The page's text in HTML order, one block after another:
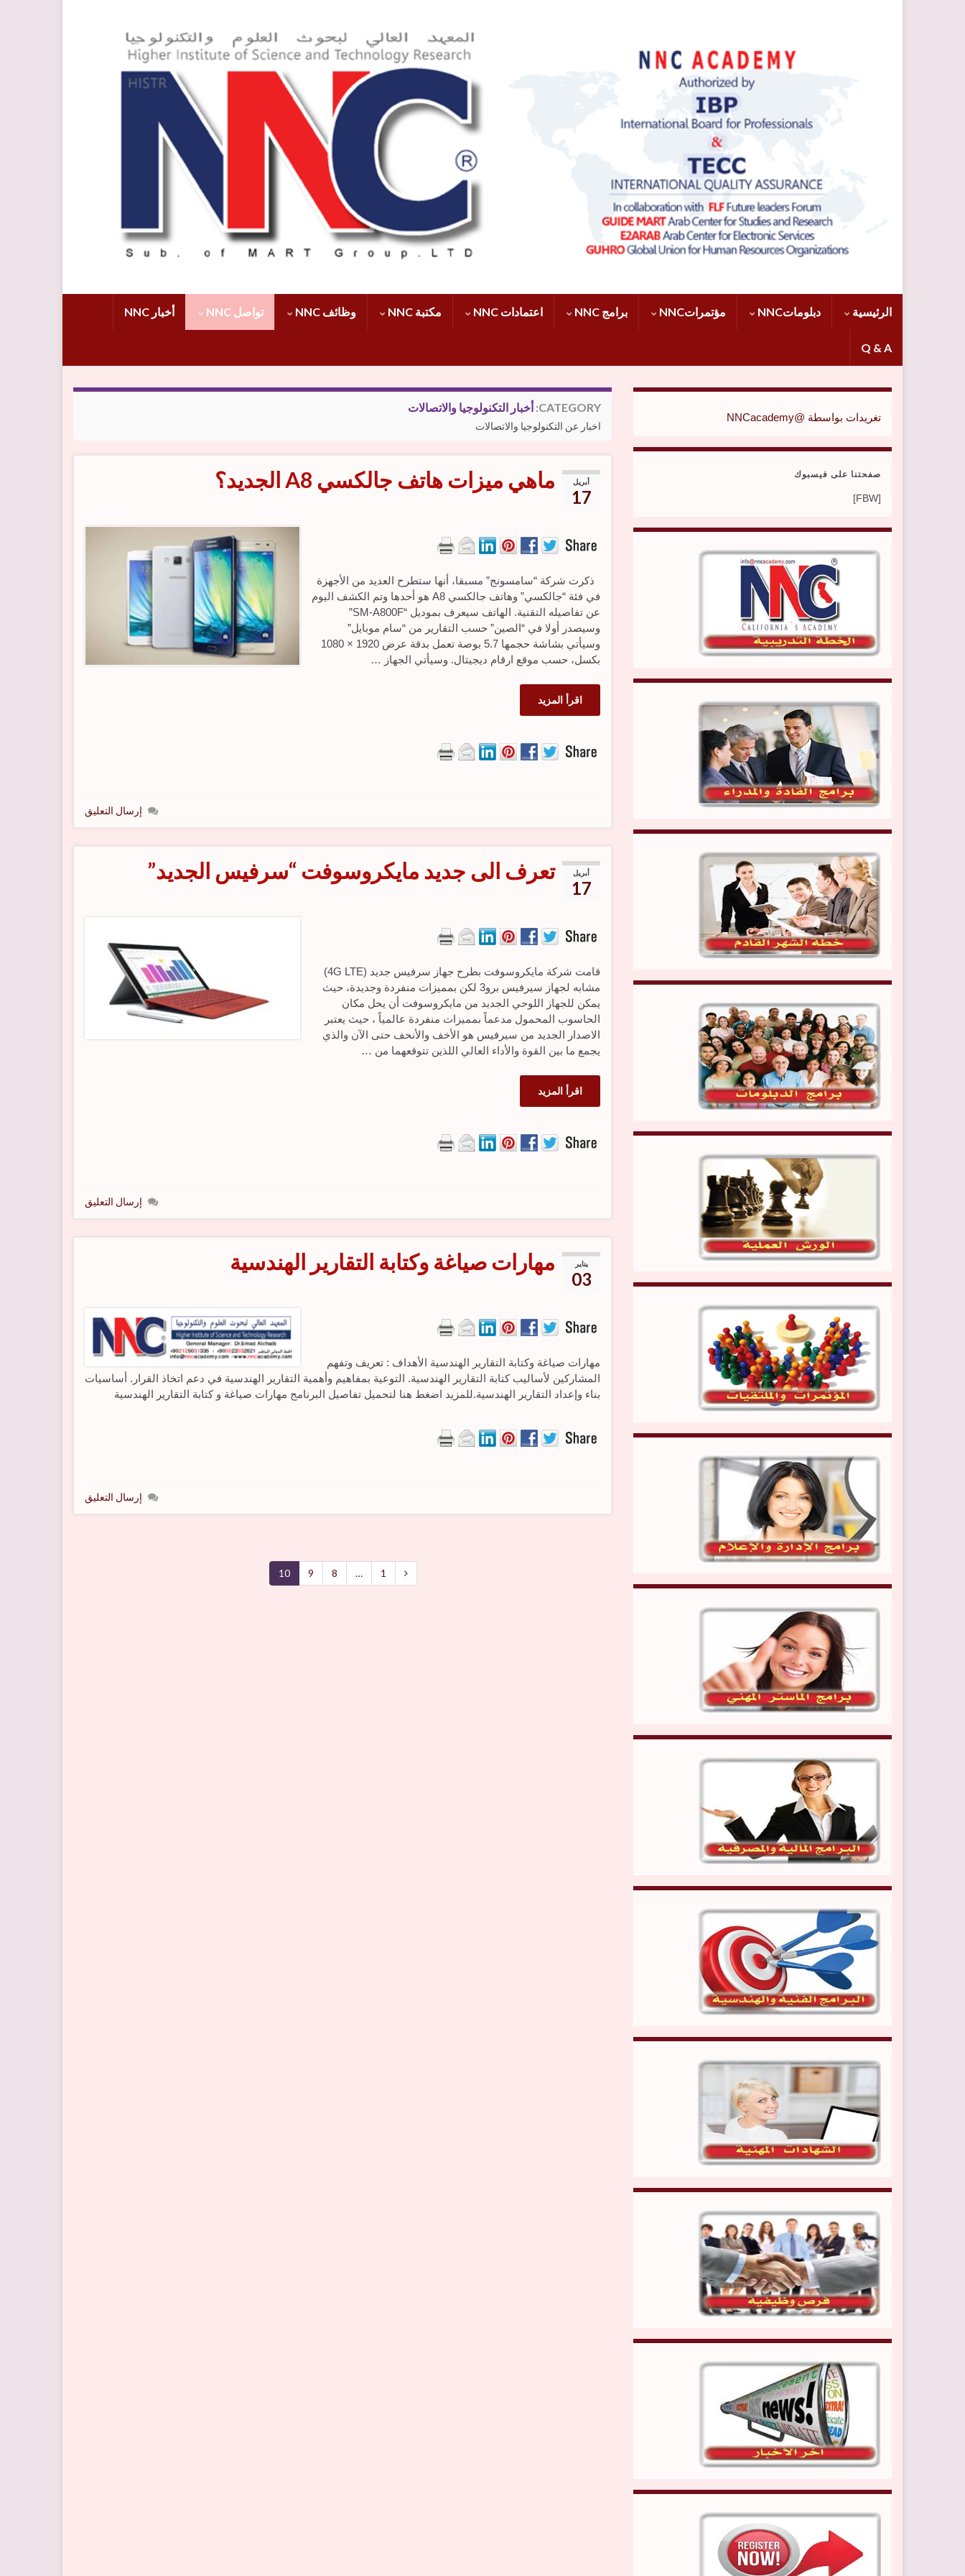
الرئيسية دبلوماتNNC مؤتمراتNNC برامج NNC اعتمادات NNC مكتبة NNC وظائف NNC تواصل NNC أخبار NNC
Q & A
CATEGORY: أخبار التكنولوجيا والاتصالات
اخبار عن التكنولوجيا والاتصالات
أبريل
17
ماهي ميزات هاتف جالكسي A8 الجديد؟
ذكرت شركة “سامسونج” مسبقا، أنها ستطرح العديد من الأجهزة
في فئة “جالكسي” وهاتف جالكسي A8 هو أحدها وتم الكشف اليوم
عن تفاصيله التقنية. الهاتف سيعرف بموديل “SM-A800F”
وسيصدر أولا في “الصين” حسب التقارير من “سام موبايل”
وسيأتي بشاشة حجمها 5.7 بوصة تعمل بدقة عرض 1920 × 1080
بكسل، حسب موقع ارقام ديجيتال. وسيأتي الجهاز …
اقرأ المزيد
إرسال التعليق
أبريل
17
تعرف الى جديد مايكروسوفت “سرفيس الجديد”
قامت شركة مايكروسوفت بطرح جهاز سرفيس جديد (4G LTE)
مشابه لجهاز سيرفيس برو3 لكن بمميزات منفردة وجديدة، حيث
يمكن للجهاز اللوحي الجديد من مايكروسوفت أن يحل مكان
الحاسوب المحمول مدعماً بمميزات منفردة عالمياً ، حيث يعتبر
الاصدار الجديد من سيرفيس هو الأخف والأنحف حتى الآن والذي
يجمع ما بين القوة والأداء العالي اللذين تتوقعهما من …
اقرأ المزيد
إرسال التعليق
يناير
03
مهارات صياغة وكتابة التقارير الهندسية
مهارات صياغة وكتابة التقارير الهندسية الأهداف : تعريف وتفهم
المشاركين لأساليب كتابة التقارير الهندسية. التوعية بمفاهيم وأهمية التقارير الهندسية في دعم اتخاذ القرار. أساسيات
بناء وإعداد التقارير الهندسية.للمزيد اضغط هنا لتحميل تفاصيل البرنامج مهارات صياغة و كتابة التقارير الهندسية
إرسال التعليق
1
…
8
9
10
تغريدات بواسطة @NNCacademy
صفحتنا على فيسبوك
[FBW]